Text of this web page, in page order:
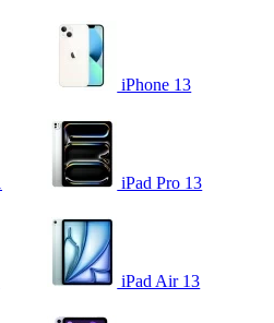
iPhone 13
iPad Pro 13
iPad Air 13